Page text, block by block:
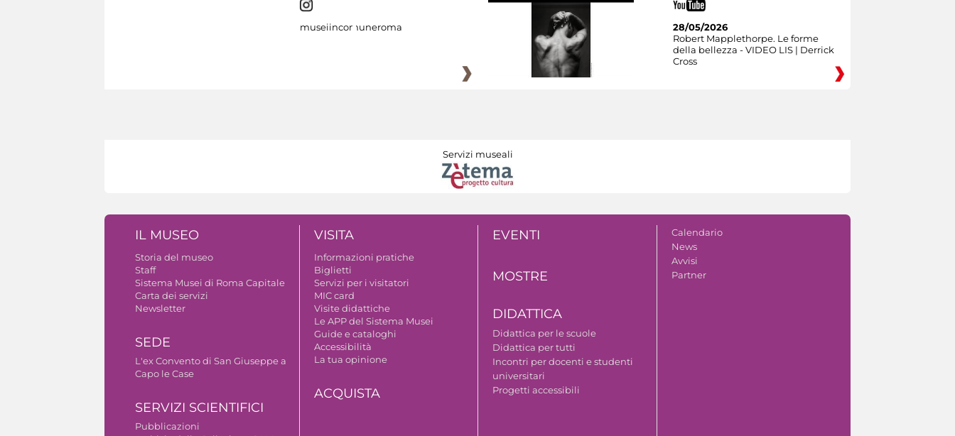
museiincomuneroma
28/05/2026
Robert Mapplethorpe. Le forme
della bellezza - VIDEO LIS | Derrick
Cross
Servizi museali
IL MUSEO
Storia del museo
Staff
Sistema Musei di Roma Capitale
Carta dei servizi
Newsletter
SEDE
L'ex Convento di San Giuseppe a
Capo le Case
SERVIZI SCIENTIFICI
Pubblicazioni
VISITA
Informazioni pratiche
Biglietti
Servizi per i visitatori
MIC card
Visite didattiche
Le APP del Sistema Musei
Guide e cataloghi
Accessibilità
La tua opinione
ACQUISTA
EVENTI
MOSTRE
DIDATTICA
Didattica per le scuole
Didattica per tutti
Incontri per docenti e studenti
universitari
Progetti accessibili
Calendario
News
Avvisi
Partner